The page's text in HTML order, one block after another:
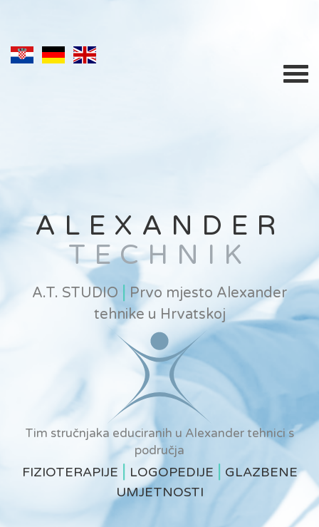
ALEXANDER
TECHNIK
A.T. STUDIO
Prvo mjesto Alexander
tehnike u Hrvatskoj
Tim stručnjaka educiranih u Alexander tehnici s
područja
FIZIOTERAPIJE | LOGOPEDIJE | GLAZBENE
UMJETNOSTI